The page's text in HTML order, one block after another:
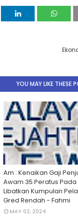
YOU MAY LIKE THESE
Am : Kenaikan Gaji
Awam 35 Peratus Pada
Libatkan Kumpulan
Gred Rendah - Fahmi
MAY 02, 2024